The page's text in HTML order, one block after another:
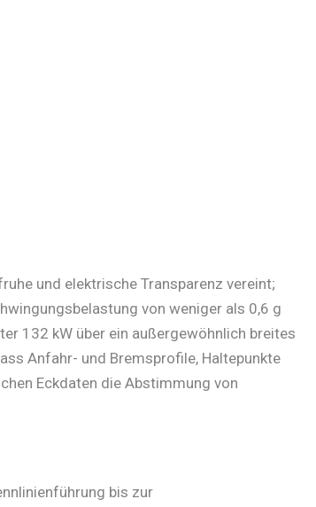
und elektrische Transparenz vereint;
von weniger als 0,6 g
132 kW über ein außergewöhnlich breites
Anfahr- und Bremsprofile, Haltepunkte
Eckdaten die Abstimmung von
bis zur